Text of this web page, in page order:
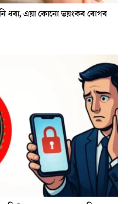
ধৰা, এয়া কোনো ভয়ংকৰ ৰোগৰ